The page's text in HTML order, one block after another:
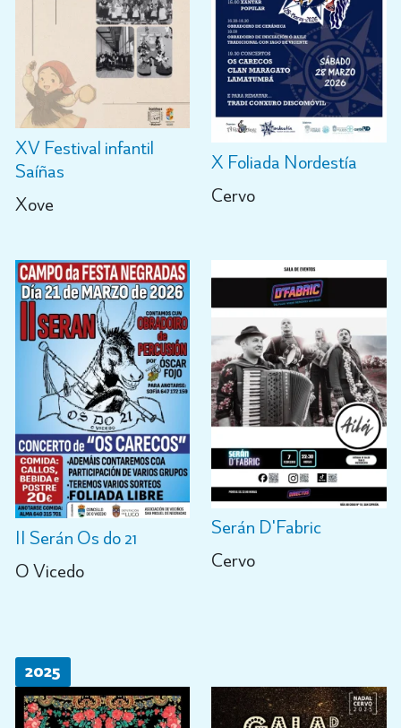
XV Festival infantil
Saíñas
Xove
X Foliada Nordestía
Cervo
II Serán Os do 21
O Vicedo
Serán D'Fabric
Cervo
2025